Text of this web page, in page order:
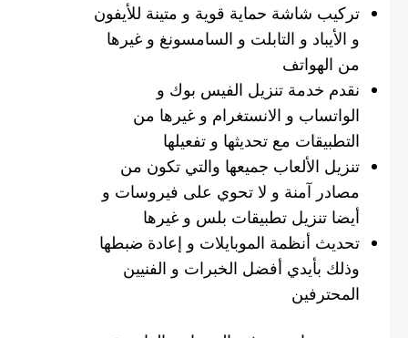
تركيب شاشة حماية قوية و متينة للأيفون
و الأيباد و التابلت و السامسونغ و غيرها
من الهواتف
نقدم خدمة تنزيل الفيس بوك و
الواتساب و الانستغرام و غيرها من
التطبيقات مع تحديثها و تفعيلها
تنزيل الألعاب جميعها والتي تكون من
مصادر آمنة و لا تحوي على فيروسات و
أيضا تنزيل تطبيقات بلس و غيرها
تحديث أنظمة الموبايلات و إعادة ضبطها
وذلك بأيدي أفضل الخبرات و الفنيين
المحترفين